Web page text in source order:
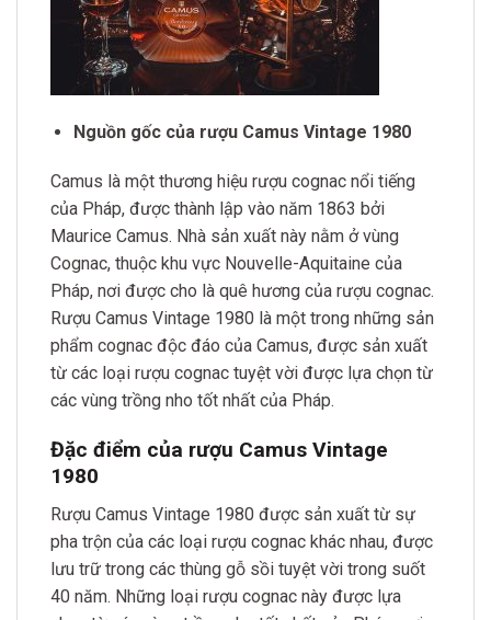
Nguồn gốc của rượu Camus Vintage 1980
Camus là một thương hiệu rượu cognac nổi tiếng
của Pháp, được thành lập vào năm 1863 bởi
Maurice Camus. Nhà sản xuất này nằm ở vùng
Cognac, thuộc khu vực Nouvelle-Aquitaine của
Pháp, nơi được cho là quê hương của rượu cognac.
Rượu Camus Vintage 1980 là một trong những sản
phẩm cognac độc đáo của Camus, được sản xuất
từ các loại rượu cognac tuyệt vời được lựa chọn từ
các vùng trồng nho tốt nhất của Pháp.
Đặc điểm của rượu Camus Vintage
1980
Rượu Camus Vintage 1980 được sản xuất từ sự
pha trộn của các loại rượu cognac khác nhau, được
lưu trữ trong các thùng gỗ sồi tuyệt vời trong suốt
40 năm. Những loại rượu cognac này được lựa